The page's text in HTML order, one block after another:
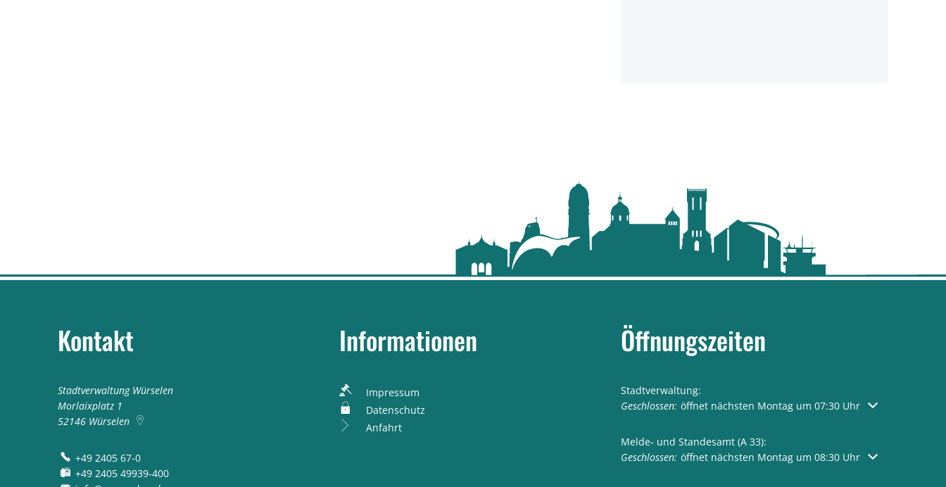
Kontakt
Stadtverwaltung Würselen
Morlaixplatz 1
52146 Würselen
+49 2405 67-0
+49 2405 49939-400
Informationen
Impressum
Datenschutz
Anfahrt
Öffnungszeiten
Stadtverwaltung:
Klicken, um weitere Öffnungs- oder Schließzeiten auszublenden
Geschlossen: öffnet nächsten Montag um 07:30 Uhr
Melde- und Standesamt (A 33):
Klicken, um weitere Öffnungs- oder Schließzeiten auszublenden
Geschlossen: öffnet nächsten Montag um 08:30 Uhr